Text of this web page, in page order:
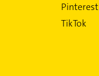
Pinterest
TikTok